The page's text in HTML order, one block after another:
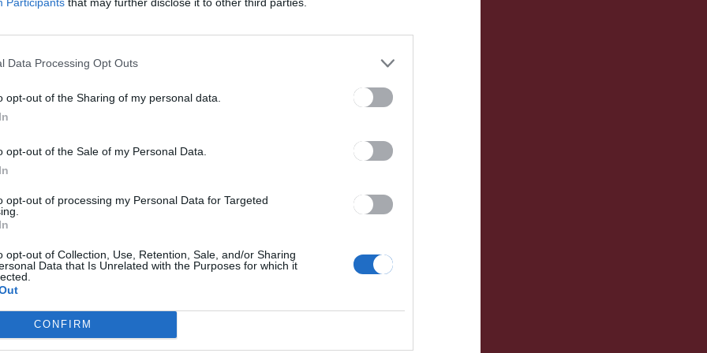
Data Processing Opt Outs
opt-out of the Sharing of my personal data.
opt-out of the Sale of my Personal Data.
opt-out of processing my Personal Data for Targeted
opt-out of Collection, Use, Retention, Sale, and/or Sharing
Data that Is Unrelated with the Purposes for which it
CONFIRM
Új óvoda és bölcsőde is épül
Értékes könyveket kapott a
Sapientia EMTE